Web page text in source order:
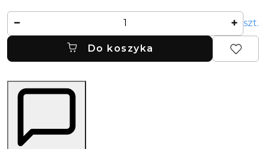
szt.
Do koszyka